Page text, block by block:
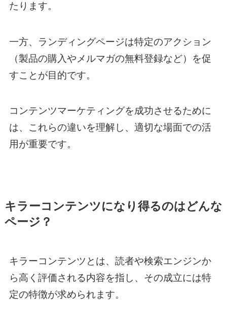
たります。
一方、ランディングページは特定のアクション
（製品の購入やメルマガの無料登録など）を促
すことが目的です。
コンテンツマーケティングを成功させるために
は、これらの違いを理解し、適切な場面での活
用が重要です。
キラーコンテンツになり得るのはどんな
ページ？
キラーコンテンツとは、読者や検索エンジンか
ら高く評価される内容を指し、その成立には特
定の特徴が求められます。